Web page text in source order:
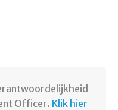
Officer. Klik hier